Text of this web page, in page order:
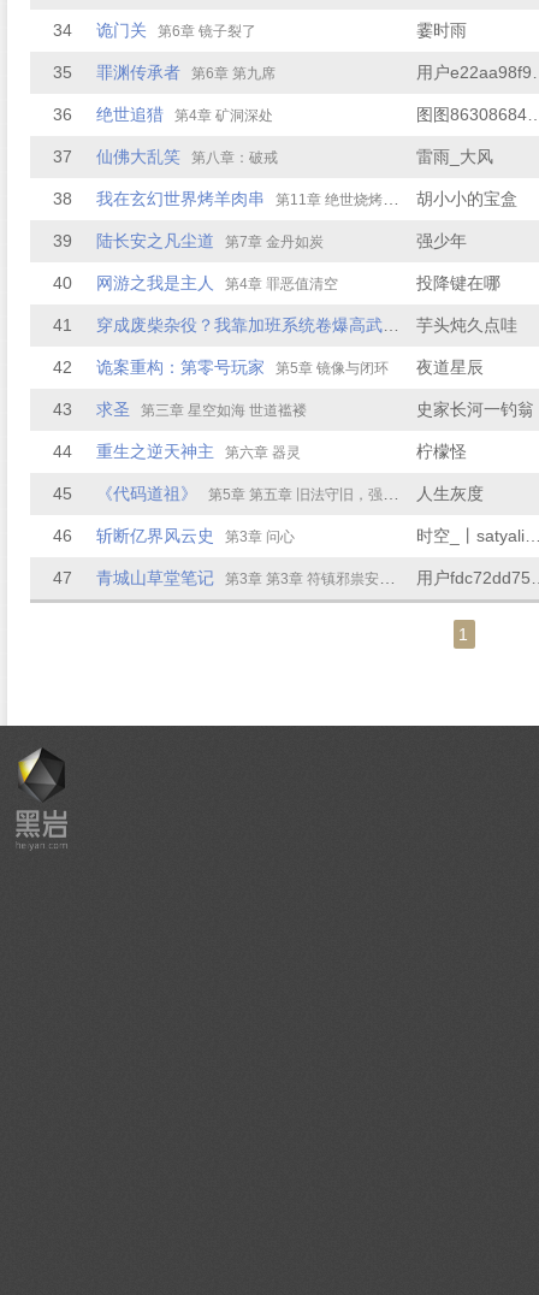
34 诡门关 第6章 镜子裂了 霎时雨
35 罪渊传承者 第6章 第九席
36 绝世追猎 第4章 矿洞深处
37 仙佛大乱笑 第八章：破戒 雷雨_大风
38 我在玄幻世界烤羊肉串 第11章 绝世烧烤摊的传说 胡小小的宝盒
39 陆长安之凡尘道 第7章 金丹如炭 强少年
40 网游之我是主人 第4章 罪恶值清空 投降键在哪
41 第5章 李管事的
芋头炖久点哇
42 诡案重构：第零号玩家 第5章 镜像与闭环 夜道星辰
43 求圣 第三章 星空如海 世道褴褛 史家长河一钓翁
44 重生之逆天神主 第六章 器灵 柠檬怪
45 《代码道祖》 第5章 第五章 旧法守旧，强者革新 人生灰度
46 斩断亿界风云史 第3章 问心
47 青城山草堂笔记 第3章 第3章 符镇邪祟安肉身，门后惊现诡异局
1